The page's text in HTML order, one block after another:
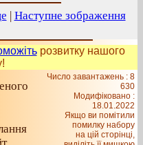
Наступне зображення
розвитку нашого
Число завантажень : 8
630
Модифіковано :
18.01.2022
Якщо ви помітили
помилку набору
на цiй сторiнцi,